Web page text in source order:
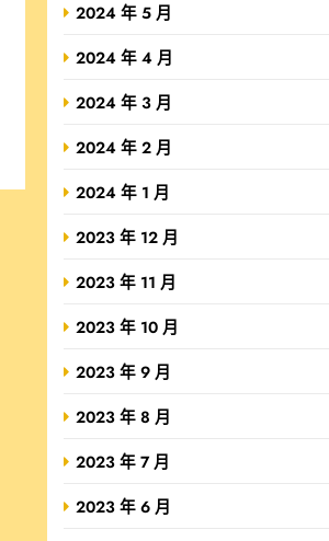
2024 年 5 月
2024 年 4 月
2024 年 3 月
2024 年 2 月
2024 年 1 月
2023 年 12 月
2023 年 11 月
2023 年 10 月
2023 年 9 月
2023 年 8 月
2023 年 7 月
2023 年 6 月